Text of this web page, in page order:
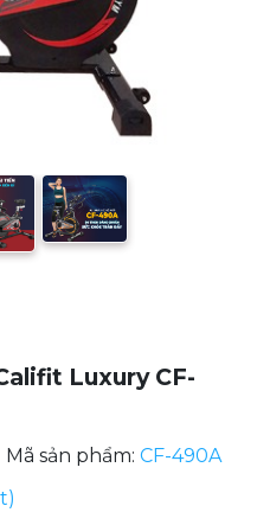
Luxury CF-
Mã sản phẩm: CF-490A